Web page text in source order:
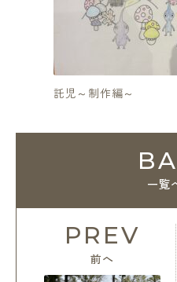
託児～制作編～
PREV
前へ
一覧